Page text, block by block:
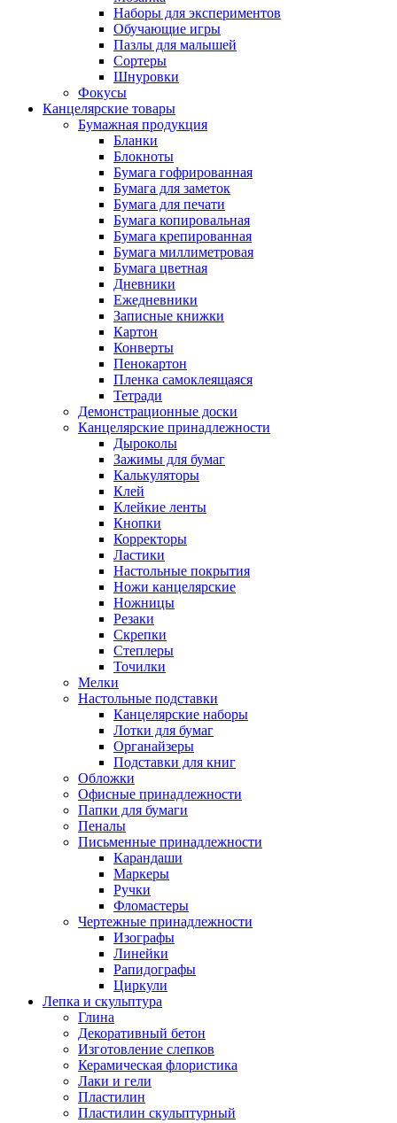
Наборы для экспериментов
Обучающие игры
Пазлы для малышей
Сортеры
Шнуровки
Фокусы
Канцелярские товары
Бумажная продукция
Бланки
Блокноты
Бумага гофрированная
Бумага для заметок
Бумага для печати
Бумага копировальная
Бумага крепированная
Бумага миллиметровая
Бумага цветная
Дневники
Ежедневники
Записные книжки
Картон
Конверты
Пенокартон
Пленка самоклеящаяся
Тетради
Демонстрационные доски
Канцелярские принадлежности
Дыроколы
Зажимы для бумаг
Калькуляторы
Клей
Клейкие ленты
Кнопки
Корректоры
Ластики
Настольные покрытия
Ножи канцелярские
Ножницы
Резаки
Скрепки
Степлеры
Точилки
Мелки
Настольные подставки
Канцелярские наборы
Лотки для бумаг
Органайзеры
Подставки для книг
Обложки
Офисные принадлежности
Папки для бумаги
Пеналы
Письменные принадлежности
Карандаши
Маркеры
Ручки
Фломастеры
Чертежные принадлежности
Изографы
Линейки
Рапидографы
Циркули
Лепка и скульптура
Глина
Декоративный бетон
Изготовление слепков
Керамическая флористика
Лаки и гели
Пластилин
Пластилин скульптурный